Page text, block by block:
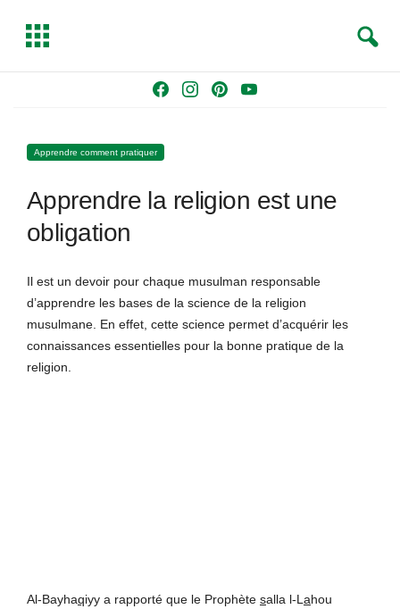
o
g
r
Y
b
T
g
e
a
Apprendre comment pratiquer
Apprendre la religion est une
obligation
Il est un devoir pour chaque musulman responsable
d’apprendre les bases de la science de la religion
musulmane. En effet, cette science permet d’acquérir les
connaissances essentielles pour la bonne pratique de la
religion.
Al-Bayhaqiyy a rapporté que le Prophète salla l-L ahou